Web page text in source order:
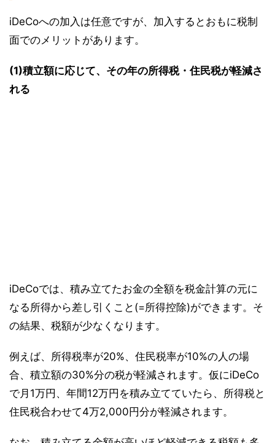
iDeCoへの加入は任意ですが、加入するとおもに税制
面でのメリットがあります。
(1)積立額に応じて、その年の所得税・住民税が軽減さ
れる
iDeCoでは、積み立てたお金の全額を税金計算の元に
なる所得から差し引くこと(=所得控除)ができます。そ
の結果、税額が少なくなります。
例えば、所得税率が20%、住民税率が10%の人の場
合、積立額の30%分の税が軽減されます。仮にiDeCo
で月1万円、年間12万円を積み立てていたら、所得税と
住民税合わせて4万2,000円分が軽減されます。